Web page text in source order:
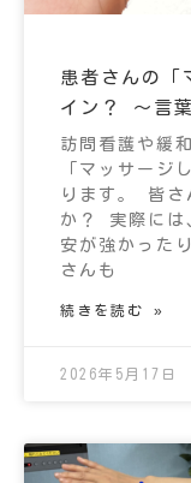
患者さんの「
イン？ 〜言
訪問看護や緩
「マッサージ
ります。 皆さ
か？ 実際には
安が強かった
さんも
続きを読む »
2026年5月17日